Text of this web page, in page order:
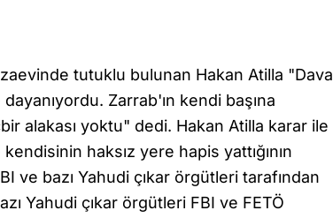
tutuklu bulunan Hakan Atilla "Dava
Zarrab'ın kendi başına
alakası yoktu" dedi. Hakan Atilla karar ile
haksız yere hapis yattığının
ve bazı Yahudi çıkar örgütleri tarafından
Yahudi çıkar örgütleri FBI ve FETÖ